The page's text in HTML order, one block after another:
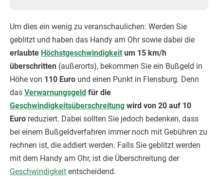
Um dies ein wenig zu veranschaulichen: Werden Sie
geblitzt und haben das Handy am Ohr sowie dabei die
erlaubte Höchstgeschwindigkeit um 15 km/h
überschritten (außerorts), bekommen Sie ein Bußgeld in
Höhe von 110 Euro und einen Punkt in Flensburg. Denn
das Verwarnungsgeld für die
Geschwindigkeitsüberschreitung wird von 20 auf 10
Euro reduziert. Dabei sollten Sie jedoch bedenken, dass
bei einem Bußgeldverfahren immer noch mit Gebühren zu
rechnen ist, die addiert werden. Falls Sie geblitzt werden
mit dem Handy am Ohr, ist die Überschreitung der
Geschwindigkeit entscheidend.